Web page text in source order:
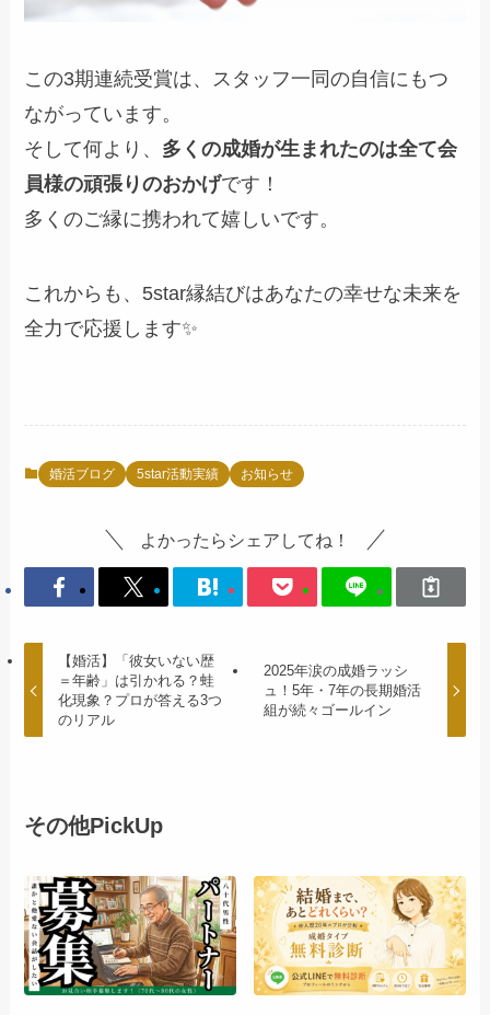
この3期連続受賞は、スタッフ一同の自信にもつ
ながっています。
そして何より、 多くの成婚が生まれたのは全て会
員様の頑張りのおかげです！
多くのご縁に携われて嬉しいです。
これからも、5star縁結びはあなたの幸せな未来を
全力で応援します✨
婚活ブログ 5star活動実績 お知らせ
よかったらシェアしてね！
【婚活】「彼女いない歴
＝年齢」は引かれる？蛙
化現象？プロが答える3つ
のリアル
2025年涙の成婚ラッシ
ュ！5年・7年の長期婚活
組が続々ゴールイン
その他PickUp